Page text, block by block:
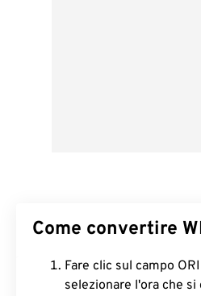
Come convertire
Fare clic sul campo
selezionare l'ora che